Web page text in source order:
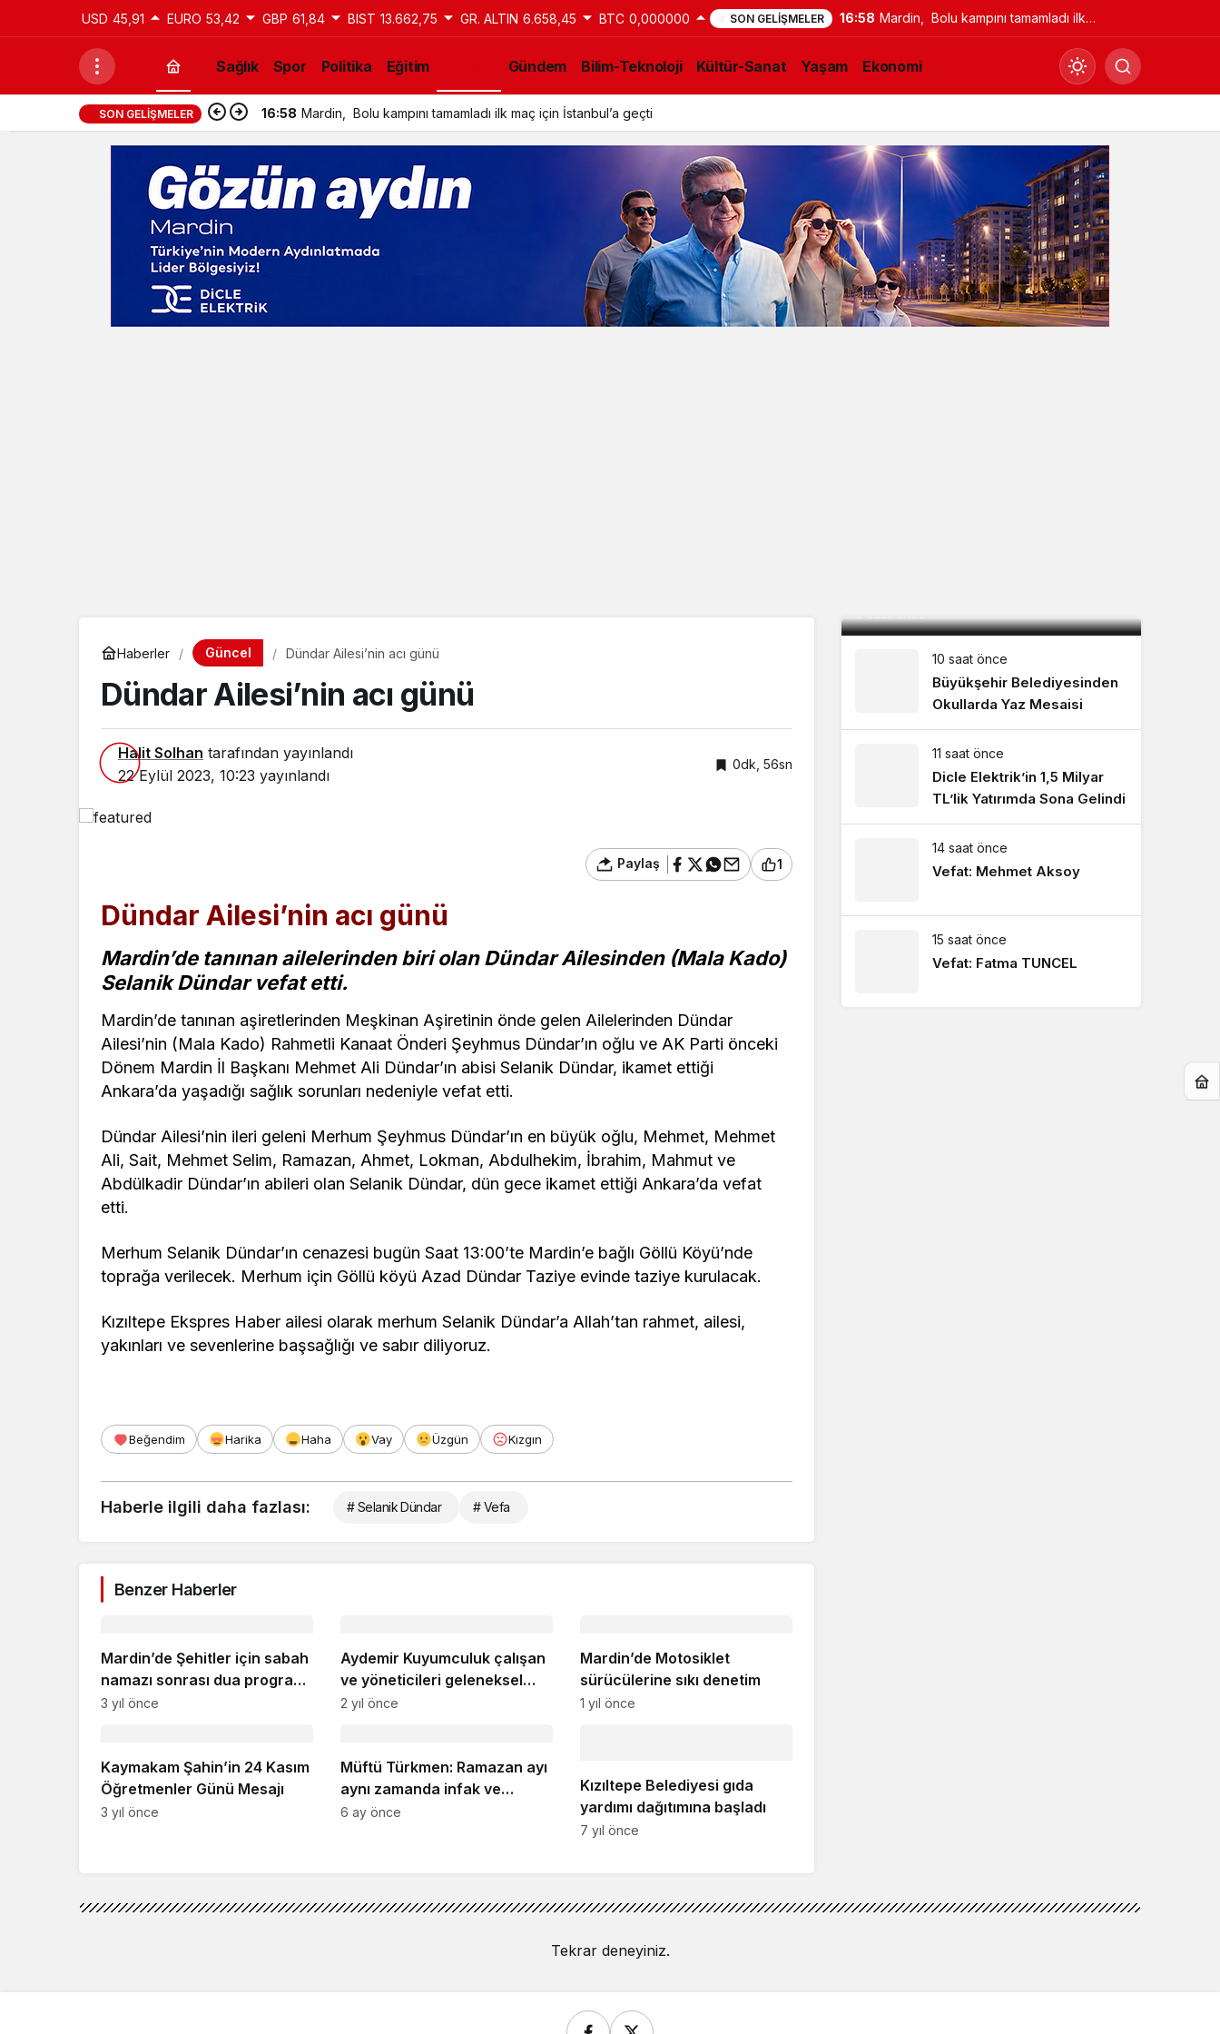
USD 45,91 EURO 53,42 GBP 61,84 BIST 13.662,75 GR. ALTIN 6.658,45 BTC 0,000000 SON GELIŞMELER 16:58 Mardin, Bolu kampını tamamladı ilk
Sağlık Spor Politika Eğitim Gündem Bilim-Teknoloji Kültür-Sanat Yaşam Ekonomi
Gündüz Modu
Gündüz modunu seçin.
Gece Modu
Gece modunu seçin.
SON GELIŞMELER 16:58 Mardin, Bolu kampını tamamladı ilk maç için İstanbul’a geçti
Haberler Güncel Dündar Ailesi’nin acı günü
Dündar Ailesi’nin acı günü
Halit Solhan tarafından yayınlandı
22 Eylül 2023, 10:23 yayınlandı
0dk, 56sn
Paylaş 1
Dündar Ailesi’nin acı günü
Mardin’de tanınan ailelerinden biri olan Dündar Ailesinden (Mala Kado)
Selanik Dündar vefat etti.
Mardin’de tanınan aşiretlerinden Meşkinan Aşiretinin önde gelen Ailelerinden Dündar
Ailesi’nin (Mala Kado) Rahmetli Kanaat Önderi Şeyhmus Dündar’ın oğlu ve AK Parti önceki
Dönem Mardin İl Başkanı Mehmet Ali Dündar’ın abisi Selanik Dündar, ikamet ettiği
Ankara’da yaşadığı sağlık sorunları nedeniyle vefat etti.
Dündar Ailesi’nin ileri geleni Merhum Şeyhmus Dündar’ın en büyük oğlu, Mehmet, Mehmet
Ali, Sait, Mehmet Selim, Ramazan, Ahmet, Lokman, Abdulhekim, İbrahim, Mahmut ve
Abdülkadir Dündar’ın abileri olan Selanik Dündar, dün gece ikamet ettiği Ankara’da vefat
etti.
Merhum Selanik Dündar’ın cenazesi bugün Saat 13:00’te Mardin’e bağlı Göllü Köyü’nde
toprağa verilecek. Merhum için Göllü köyü Azad Dündar Taziye evinde taziye kurulacak.
Kızıltepe Ekspres Haber ailesi olarak merhum Selanik Dündar’a Allah’tan rahmet, ailesi,
yakınları ve sevenlerine başsağlığı ve sabır diliyoruz.
Beğendim Harika Haha Vay Üzgün Kızgın
Haberle ilgili daha fazlası: # Selanik Dündar # Vefa
Benzer Haberler
Mardin’de Şehitler için sabah
namazı sonrası dua programı
düzenlendi
3 yıl önce
Aydemir Kuyumculuk çalışan
ve yöneticileri geleneksel
iftar yemeğinde buluştu
2 yıl önce
Mardin’de Motosiklet
sürücülerine sıkı denetim
1 yıl önce
Kaymakam Şahin’in 24 Kasım
Öğretmenler Günü Mesajı
3 yıl önce
Müftü Türkmen: Ramazan ayı
aynı zamanda infak ve
dayanışma ayıdır
6 ay önce
Kızıltepe Belediyesi gıda
yardımı dağıtımına başladı
7 yıl önce
10 saat önce
Büyükşehir Belediyesinden
Okullarda Yaz Mesaisi
11 saat önce
Dicle Elektrik’in 1,5 Milyar
TL’lik Yatırımda Sona Gelindi
14 saat önce
Vefat: Mehmet Aksoy
15 saat önce
Vefat: Fatma TUNCEL
Tekrar deneyiniz.